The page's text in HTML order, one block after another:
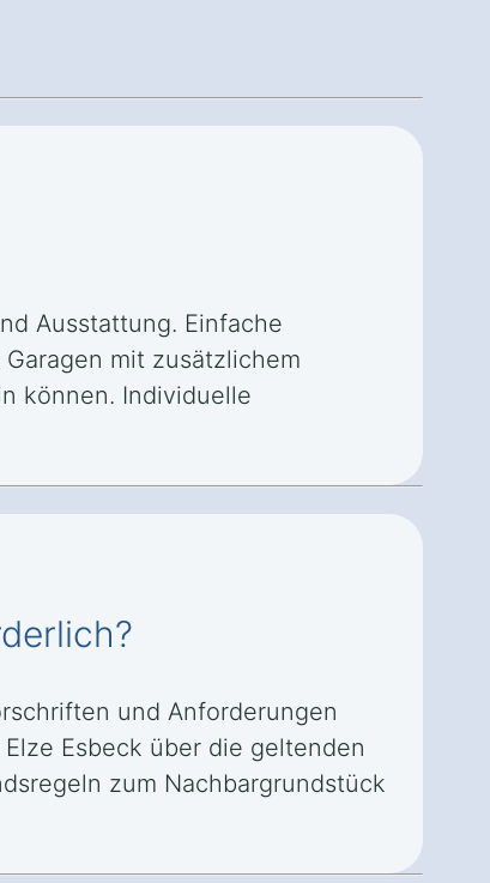
Ausstattung. Einfache
mit zusätzlichem
können. Individuelle
und Anforderungen
Esbeck über die geltenden
zum Nachbargrundstück